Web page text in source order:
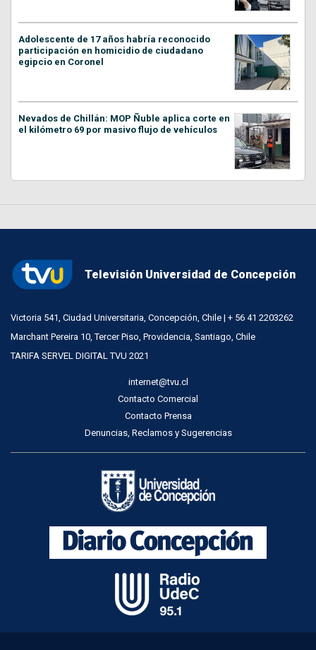
Adolescente de 17 años habría reconocido
participación en homicidio de ciudadano
egipcio en Coronel
Nevados de Chillán: MOP Ñuble aplica corte en
el kilómetro 69 por masivo flujo de vehículos
Televisión Universidad de Concepción
Victoria 541, Ciudad Universitaria, Concepción, Chile | + 56 41 2203262
Marchant Pereira 10, Tercer Piso, Providencia, Santiago, Chile
TARIFA SERVEL DIGITAL TVU 2021
internet@tvu.cl
Contacto Comercial
Contacto Prensa
Denuncias, Reclamos y Sugerencias